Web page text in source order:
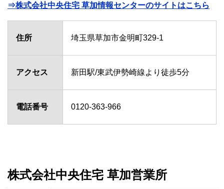
⇒株式会社中央住宅 草加情報センターのサイトはこちら
住所 埼玉県草加市金明町329-1
アクセス 新田駅/東武伊勢崎線より徒歩5分
電話番号 0120-363-966
株式会社中央住宅 草加営業所